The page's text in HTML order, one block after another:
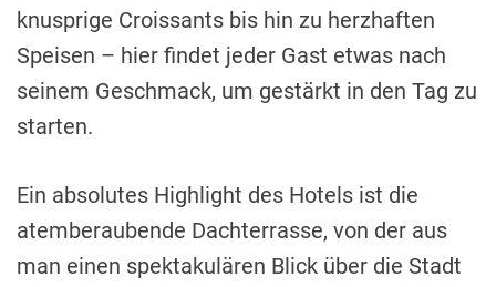
knusprige Croissants bis hin zu herzhaften
Speisen – hier findet jeder Gast etwas nach
seinem Geschmack, um gestärkt in den Tag zu
starten.
Ein absolutes Highlight des Hotels ist die
atemberaubende Dachterrasse, von der aus
man einen spektakulären Blick über die Stadt